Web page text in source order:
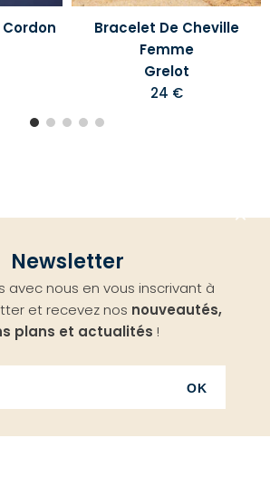
Bracelet De Cheville
Femme
Grelot
24 €
Newsletter
avec nous en vous inscrivant à
et recevez nos nouveautés,
plans et actualités !
OK